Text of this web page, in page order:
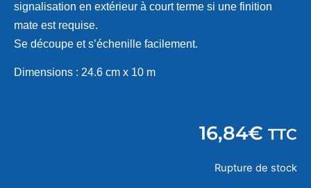
signalisation en extérieur à court terme si une finition
mate est requise.
Se découpe et s’échenille facilement.
Dimensions : 24.6 cm x 10 m
16,84€ TTC
Rupture de stock